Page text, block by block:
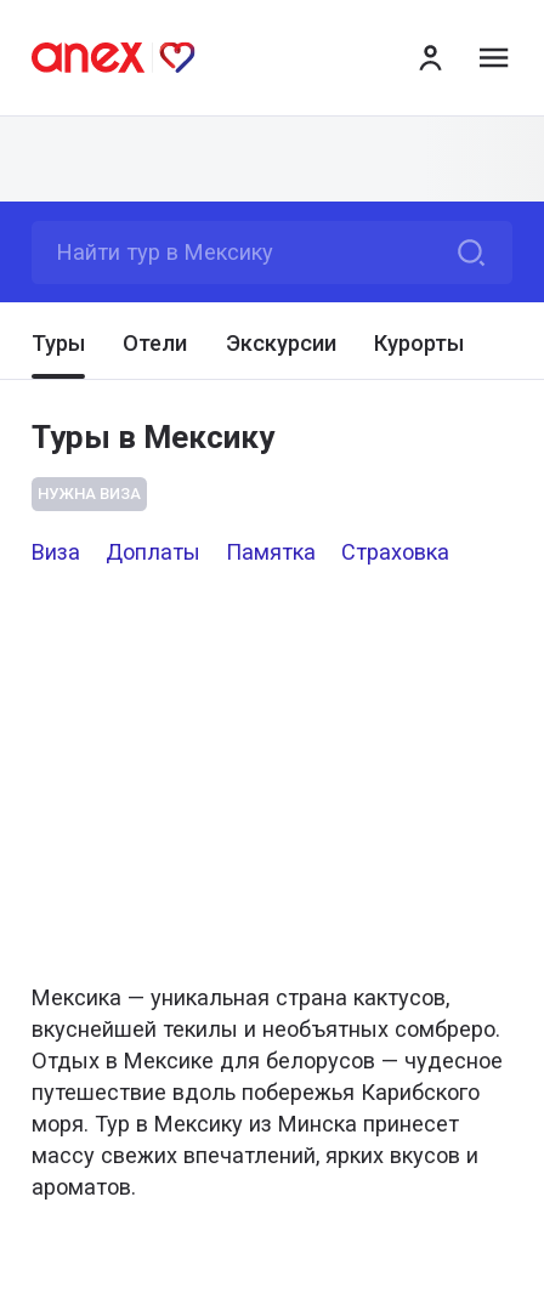
Найти тур в Мексику
Туры Отели Экскурсии Курорты
Туры в Мексику
НУЖНА ВИЗА
Виза Доплаты Памятка Страховка
Мексика — уникальная страна кактусов,
вкуснейшей текилы и необъятных сомбреро.
Отдых в Мексике для белорусов — чудесное
путешествие вдоль побережья Карибского
моря. Тур в Мексику из Минска принесет
массу свежих впечатлений, ярких вкусов и
ароматов.